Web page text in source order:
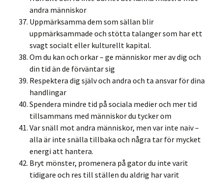
andra människor
Uppmärksamma dem som sällan blir
uppmärksammade och stötta talanger som har ett
svagt socialt eller kulturellt kapital.
Om du kan och orkar – ge människor mer av dig och
din tid än de förväntar sig
Respektera dig själv och andra och ta ansvar för dina
handlingar
Spendera mindre tid på sociala medier och mer tid
tillsammans med människor du tycker om
Var snäll mot andra människor, men var inte naiv –
alla är inte snälla tillbaka och några tar för mycket
energi att hantera.
Bryt mönster, promenera på gator du inte varit
tidigare och res till ställen du aldrig har varit